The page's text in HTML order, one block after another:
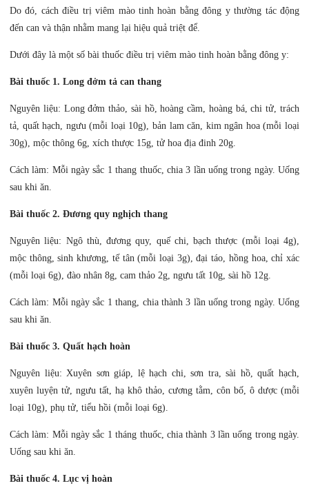
Do đó, cách điều trị viêm mào tinh hoàn bằng đông y thường tác động
đến can và thận nhằm mang lại hiệu quả triệt để.
Dưới đây là một số bài thuốc điều trị viêm mào tinh hoàn bằng đông y:
Bài thuốc 1. Long đởm tả can thang
Nguyên liệu: Long đởm thảo, sài hồ, hoàng cầm, hoàng bá, chi tử, trách
tả, quất hạch, ngưu (mỗi loại 10g), bản lam căn, kim ngân hoa (mỗi loại
30g), mộc thông 6g, xích thược 15g, tử hoa địa đinh 20g.
Cách làm: Mỗi ngày sắc 1 thang thuốc, chia 3 lần uống trong ngày. Uống
sau khi ăn.
Bài thuốc 2. Đương quy nghịch thang
Nguyên liệu: Ngô thù, đương quy, quế chi, bạch thược (mỗi loại 4g),
mộc thông, sinh khương, tế tân (mỗi loại 3g), đại táo, hồng hoa, chỉ xác
(mỗi loại 6g), đào nhân 8g, cam thảo 2g, ngưu tất 10g, sài hồ 12g.
Cách làm: Mỗi ngày sắc 1 thang, chia thành 3 lần uống trong ngày. Uống
sau khi ăn.
Bài thuốc 3. Quất hạch hoàn
Nguyên liệu: Xuyên sơn giáp, lệ hạch chi, sơn tra, sài hồ, quất hạch,
xuyên luyện tử, ngưu tất, hạ khô thảo, cương tằm, côn bố, ô dược (mỗi
loại 10g), phụ tử, tiểu hồi (mỗi loại 6g).
Cách làm: Mỗi ngày sắc 1 tháng thuốc, chia thành 3 lần uống trong ngày.
Uống sau khi ăn.
Bài thuốc 4. Lục vị hoàn